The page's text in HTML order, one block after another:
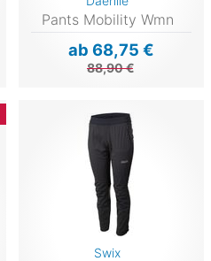
Pants Mobility Wmn
ab 68,75 €
88,90 €
Swix